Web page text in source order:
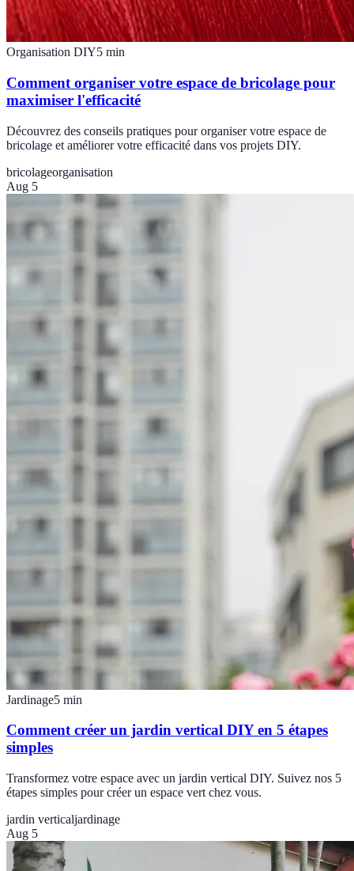
Organisation DIY5 min
Comment organiser votre espace de bricolage pour
maximiser l'efficacité
Découvrez des conseils pratiques pour organiser votre espace de
bricolage et améliorer votre efficacité dans vos projets DIY.
bricolageorganisation
Aug 5
Jardinage5 min
Comment créer un jardin vertical DIY en 5 étapes
simples
Transformez votre espace avec un jardin vertical DIY. Suivez nos 5
étapes simples pour créer un espace vert chez vous.
jardin verticaljardinage
Aug 5